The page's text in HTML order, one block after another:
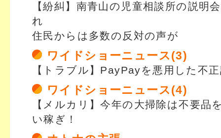
【紛糾】南青山の児童相談所の説明
れ
住民からは多数の反対の声が
ワイドショーニュース(3)
【トラブル】PayPayを悪用した不
ワイドショーニュース(4)
【メルカリ】今年の大掃除は不要品
い稼ぎ！